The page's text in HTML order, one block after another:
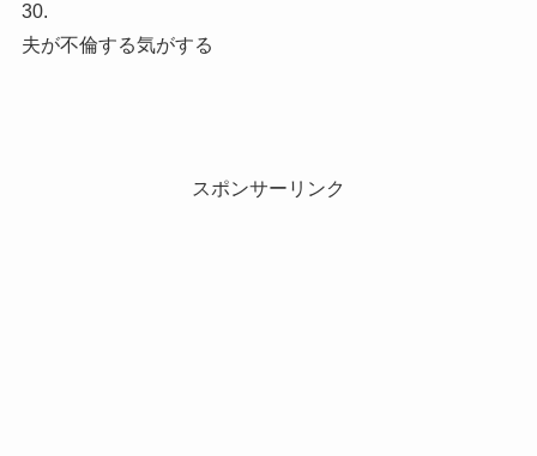
30.
夫が不倫する気がする
スポンサーリンク